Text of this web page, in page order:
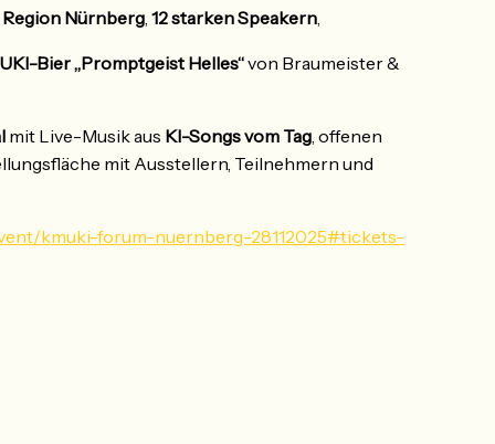
Nürnberg ,12 starken Speakern
Bier „Promptgeist Helles“von Braumeister &
mit Live-Musik aus KI-Songs vom Tag , offenen
mit Ausstellern, Teilnehmern und
kmuki-forum-nuernberg-28112025#tickets-